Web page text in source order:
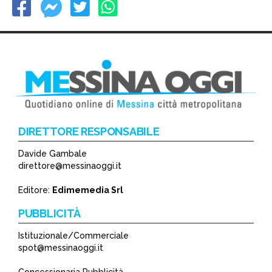
DIRETTORE RESPONSABILE
Davide Gambale
direttore@messinaoggi.it
Editore: Edimemedia Srl
PUBBLICITÀ
Istituzionale/Commerciale
spot@messinaoggi.it